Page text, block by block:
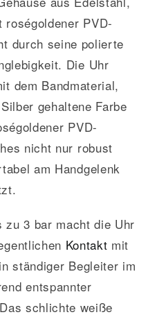
roségoldener PVD-
durch seine polierte
Die Uhr
dem Bandmaterial,
gehaltene Farbe
PVD-
nicht nur robust
am Handgelenk
3 bar macht die Uhr
Kontakt mit
ständiger Begleiter im
entspannter
schlichte weiße